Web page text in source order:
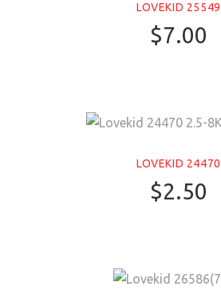
LOVEKID 25549
$7.00
LOVEKID 24470
$2.50